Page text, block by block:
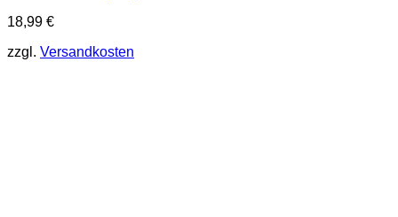
18,99 €
zzgl. Versandkosten